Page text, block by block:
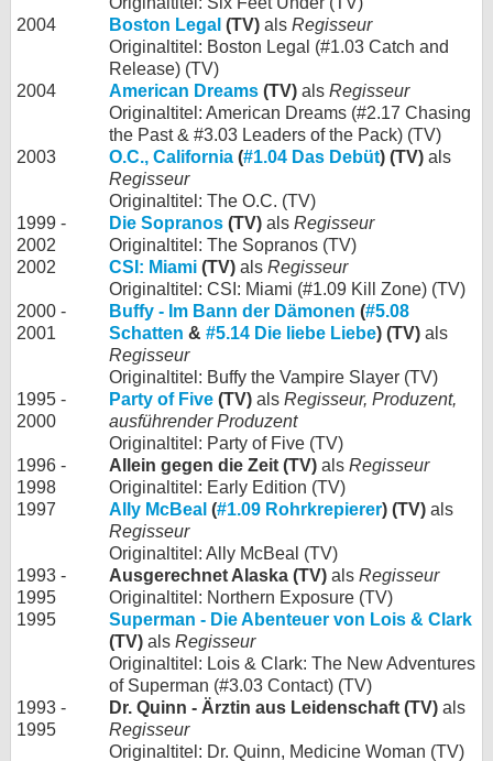
2004
Boston Legal (TV) als Regisseur
Originaltitel: Boston Legal (#1.03 Catch and
Release) (TV)
2004
American Dreams (TV) als Regisseur
Originaltitel: American Dreams (#2.17 Chasing
the Past & #3.03 Leaders of the Pack) (TV)
2003
O.C., California (#1.04 Das Debüt) (TV) als
Regisseur
Originaltitel: The O.C. (TV)
1999 -
2002
Die Sopranos (TV) als Regisseur
Originaltitel: The Sopranos (TV)
2002
CSI: Miami (TV) als Regisseur
Originaltitel: CSI: Miami (#1.09 Kill Zone) (TV)
2000 -
2001
Buffy - Im Bann der Dämonen (#5.08
Schatten & #5.14 Die liebe Liebe) (TV) als
Regisseur
Originaltitel: Buffy the Vampire Slayer (TV)
1995 -
2000
Party of Five (TV) als Regisseur, Produzent,
ausführender Produzent
Originaltitel: Party of Five (TV)
1996 -
1998
Allein gegen die Zeit (TV) als Regisseur
Originaltitel: Early Edition (TV)
1997
Ally McBeal (#1.09 Rohrkrepierer) (TV) als
Regisseur
Originaltitel: Ally McBeal (TV)
1993 -
1995
Ausgerechnet Alaska (TV) als Regisseur
Originaltitel: Northern Exposure (TV)
1995
Superman - Die Abenteuer von Lois & Clark
(TV) als Regisseur
Originaltitel: Lois & Clark: The New Adventures
of Superman (#3.03 Contact) (TV)
1993 -
1995
Dr. Quinn - Ärztin aus Leidenschaft (TV) als
Regisseur
Originaltitel: Dr. Quinn, Medicine Woman (TV)